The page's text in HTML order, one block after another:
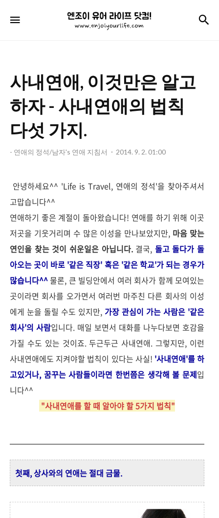
엔
조
어
라
이
닷
사내연애, 이것만은 알고
하자 - 사내연애의 법칙
다섯 가지.
- 연애의 정석/남자's 연애 지침서 2014. 9. 2. 01:00
안녕하세요^^ 'Life is Travel, 연애의 정석'을 찾아주셔서
고맙습니다^^
연애하기 좋은 계절이 돌아왔습니다! 연애를 하기 위해 이곳
저곳을 기웃거리며 수 많은 이성을 만나보았지만, 마음 맞는
연인을 찾는 것이 쉬운일은 아닙니다.결국, 돌고 돌다가 돌
아오는 곳이 바로 '같은 직장' 혹은 '같은 학교'가 되는 경우가
많습니다^^물론, 큰 빌딩안에서 여러 회사가 함께 모여있는
곳이라면 회사를 오가면서 여러번 마주친 다른 회사의 이성
에게 눈을 돌릴 수도 있지만, 가장 관심이 가는 사람은 '같은
회사'의 사람입니다. 매일 보면서 대화를 나누다보면 호감을
가질 수도 있는 것이죠. 두근두근 사내연애. 그렇지만, 이런
사내연애에도 지켜야할 법칙이 있다는 사실! '사내연애'를 하
고있거나, 꿈꾸는 사람들이라면 한번쯤은 생각해 볼 문제입
니다^^
"사내연애를 할 때 알아야 할 5가지 법칙"
첫째, 상사와의 연애는 절대 금물.